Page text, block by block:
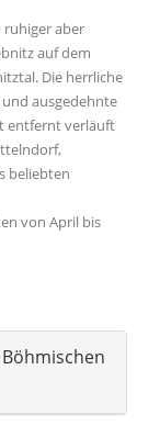
ruhiger aber
auf dem
Die herrliche
ausgedehnte
entfernt verläuft
beliebten
von April bis